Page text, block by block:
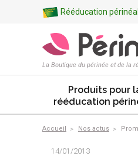
Rééducation
La Boutique du périnée et de la
Produits pour
rééducation
Accueil Nos actus
14/01/2013